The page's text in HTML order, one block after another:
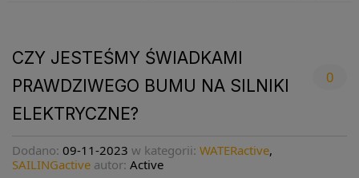
CZY JESTEŚMY ŚWIADKAMI
PRAWDZIWEGO BUMU NA SILNIKI
ELEKTRYCZNE?
0
Dodano: 09-11-2023 w kategorii: WATERactive,
SAILINGactive autor: Active